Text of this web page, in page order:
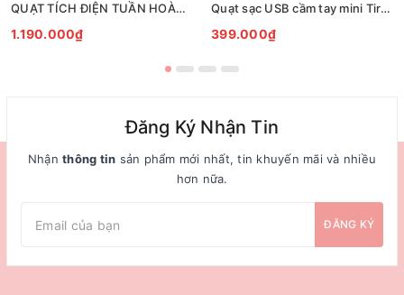
QUẠT TÍCH ĐIỆN TUẦN HOÀN ĐỂ BÀN TIROSS TS2285
1.190.000₫
Quạt sạc USB cầm tay mini Tiross TS3422
399.000₫
Đăng Ký Nhận Tin
Nhậnthông tin sản phẩm mới nhất, tin khuyến mãi và nhiều
hơn nữa.
ĐĂNG KÝ